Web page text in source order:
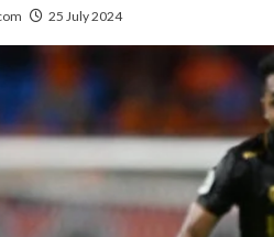
25 July 2024